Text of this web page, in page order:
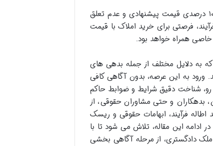
شرایط شرکت در مزایده ملک دادگستری شامل اهلیت قانونی، پرداخت سپرده ۱۰ درصدی قیمت پیشنهادی و عدم تعلق
فرصتی برای خرید املاک با قیمت
همراه خواهد بود.
به دلایل مختلف از جمله بدهی های
ورود به این عرصه، بدون آگاهی کافی
رو، شناخت دقیق شرایط و ضوابط حاکم
بدهکاران و حتی مشاوران حقوقی، از
فرآیند، ابهامات حقوقی و ریسک
ادامه این مقاله، تلاش می شود تا با
ملک دادگستری، از مرحله آگاهی بخشی